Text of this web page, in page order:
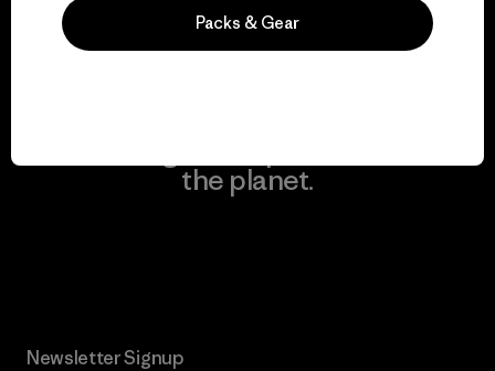
Visit Worn Wear
the planet.
Newsletter Signup
Packs & Gear